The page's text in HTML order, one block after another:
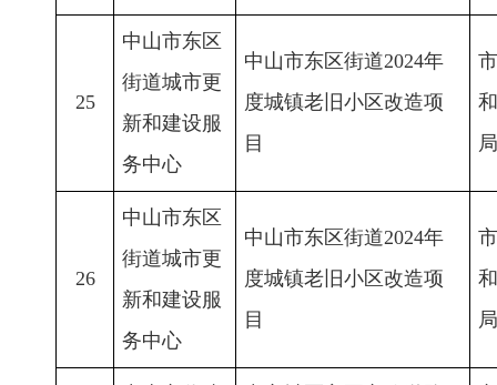
25
中山市东区
街道城市更
新和建设服
务中心
中山市东区街道2024年
度城镇老旧小区改造项
目
局
26
中山市东区
街道城市更
新和建设服
务中心
中山市东区街道2024年
度城镇老旧小区改造项
目
局